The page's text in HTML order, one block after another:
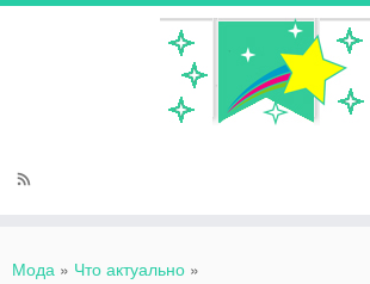
Мода » Что актуально »